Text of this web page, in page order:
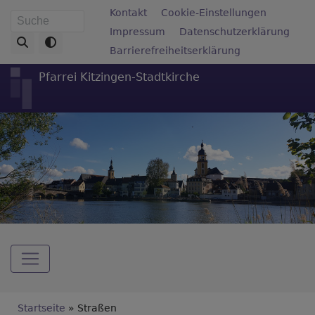
zum
Inhalt
Suche Fußbereichsmenü
Kontakt
Cookie-Einstellungen
Impressum
Datenschutzerklärung
Barrierefreiheitserklärung
Pfarrei Kitzingen-Stadtkirche
Hauptnavigation
Startseite Straßen